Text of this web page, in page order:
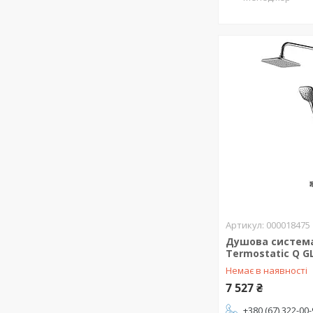
000018475
Душова
Termostatic Q
Немає в наявності
7 527 ₴
+380 (67) 322-